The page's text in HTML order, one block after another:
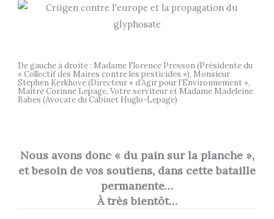
De gauche à droite : Madame Florence Presson (Présidente du
« Collectif des Maires contre les pesticides »), Monsieur
Stephen Kerkhove (Directeur « d’Agir pour l’Environnement »,
Maître Corinne Lepage, Votre serviteur et Madame Madeleine
Babes (Avocate du Cabinet Huglo-Lepage)
Nous avons donc « du pain sur la planche »,
et besoin de vos soutiens, dans cette bataille
permanente…
À très bientôt…